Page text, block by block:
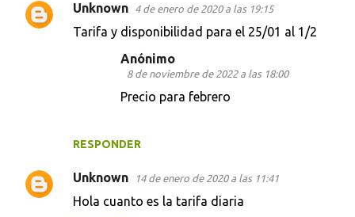
C
r
i
Unknown 4 de enero de 2020 a las 19:15
Tarifa y disponibilidad para el 25/01 al 1/2
RESPONDER
Anónimo
8 de noviembre de 2022 a las 18:00
Precio para febrero
Unknown 14 de enero de 2020 a las 11:41
Hola cuanto es la tarifa diaria